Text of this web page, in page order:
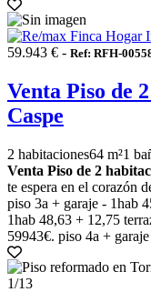
59.943 € - Ref: RFH-
Venta Piso de
Caspe
2 habitaciones64 m²1
Venta Piso de 2
te espera en el corazón
piso 3a + garaje - 1hab
1hab 48,63 + 12,75
59943€. piso 4a +
1/13